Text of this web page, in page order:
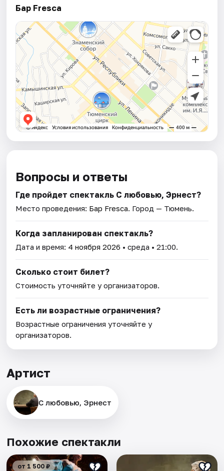
Бар Fresca
Вопросы и ответы
Где пройдет спектакль С любовью, Эрнест?
Место проведения: Бар Fresca. Город — Тюмень.
Когда запланирован спектакль?
Дата и время: 4 ноября 2026 • среда • 21:00.
Сколько стоит билет?
Стоимость уточняйте у организаторов.
Есть ли возрастные ограничения?
Возрастные ограничения уточняйте у
организаторов.
Артист
С любовью, Эрнест
Похожие спектакли
от 1 500 ₽